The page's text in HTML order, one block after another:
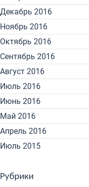
Декабрь 2016
Ноябрь 2016
Октябрь 2016
Сентябрь 2016
Август 2016
Июль 2016
Июнь 2016
Май 2016
Апрель 2016
Июль 2015
Рубрики